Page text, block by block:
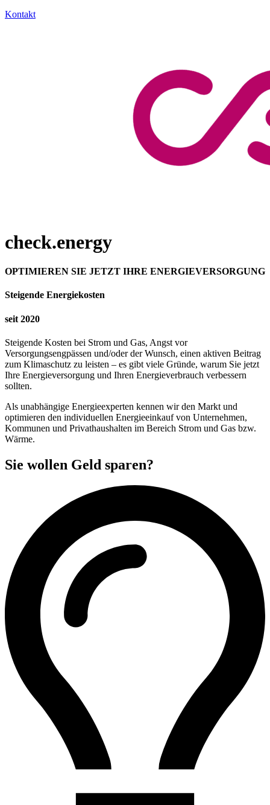
Kontakt
check.energy
OPTIMIEREN SIE JETZT IHRE ENERGIEVERSORGUNG
Steigende Energiekosten
seit 2020
Steigende Kosten bei Strom und Gas, Angst vor
Versorgungsengpässen und/oder der Wunsch, einen aktiven Beitrag
zum Klimaschutz zu leisten – es gibt viele Gründe, warum Sie jetzt
Ihre Energieversorgung und Ihren Energieverbrauch verbessern
sollten.
Als unabhängige Energieexperten kennen wir den Markt und
optimieren den individuellen Energieeinkauf von Unternehmen,
Kommunen und Privathaushalten im Bereich Strom und Gas bzw.
Wärme.
Sie wollen Geld sparen?